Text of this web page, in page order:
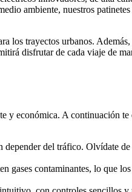
ambiente, nuestros
los trayectos urbanos.
disfrutar de cada viaje de
y económica. A continuación
del tráfico. Olvídate
gases contaminantes, lo que